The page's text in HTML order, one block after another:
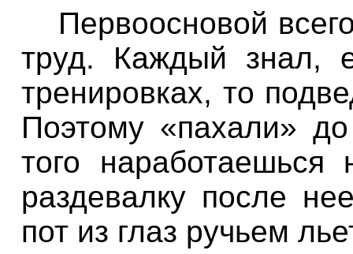
Первоосновой
труд. Каждый знал,
тренировках, то
Поэтому «пахали»
того
раздевалку после
пот из глаз ручьем